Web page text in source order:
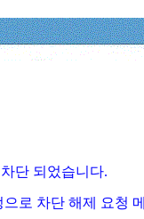
단 되었습니다.
로 차단 해제 요청